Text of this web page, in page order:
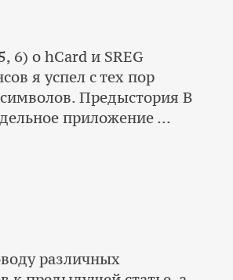
6) о hCard и SREG
я успел с тех пор
Предыстория В
приложение ...
различных